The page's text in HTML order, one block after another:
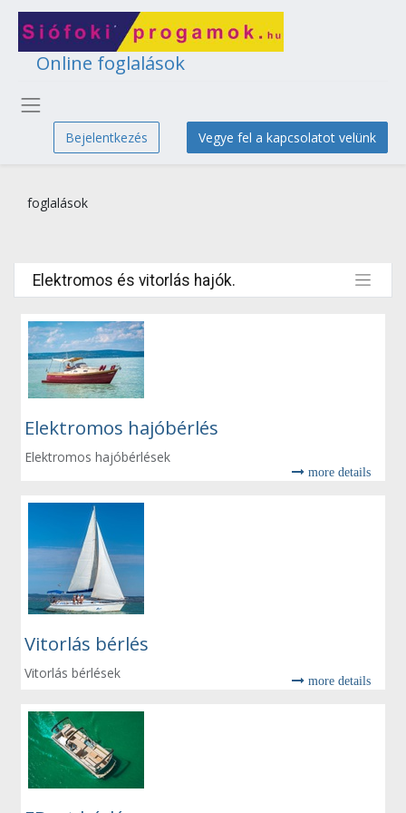
Online foglalások
Bejelentkezés Vegye fel a kapcsolatot velünk
foglalások
Elektromos és vitorlás hajók.
Elektromos hajóbérlés
Elektromos hajóbérlések
more details
Vitorlás bérlés
Vitorlás bérlések more details